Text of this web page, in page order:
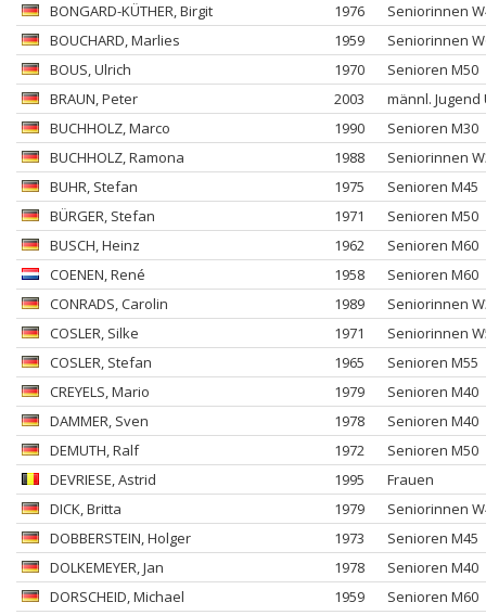
BONGARD-KÜTHER, Birgit 1976
Seniorinnen
BOUCHARD, Marlies 1959
Seniorinnen
BOUS, Ulrich 1970
Senioren M50
BRAUN, Peter 2003
männl. Jugend
BUCHHOLZ, Marco 1990
Senioren M30
BUCHHOLZ, Ramona 1988
Seniorinnen
BUHR, Stefan 1975
Senioren M45
BÜRGER, Stefan 1971
Senioren M50
BUSCH, Heinz 1962
Senioren M60
COENEN, René 1958
Senioren M60
CONRADS, Carolin 1989
Seniorinnen
COSLER, Silke 1971
Seniorinnen
COSLER, Stefan 1965
Senioren M55
CREYELS, Mario 1979
Senioren M40
DAMMER, Sven 1978
Senioren M40
DEMUTH, Ralf 1972
Senioren M50
DEVRIESE, Astrid 1995
Frauen
DICK, Britta 1979
Seniorinnen
DOBBERSTEIN, Holger 1973
Senioren M45
DOLKEMEYER, Jan 1978
Senioren M40
DORSCHEID, Michael 1959
Senioren M60